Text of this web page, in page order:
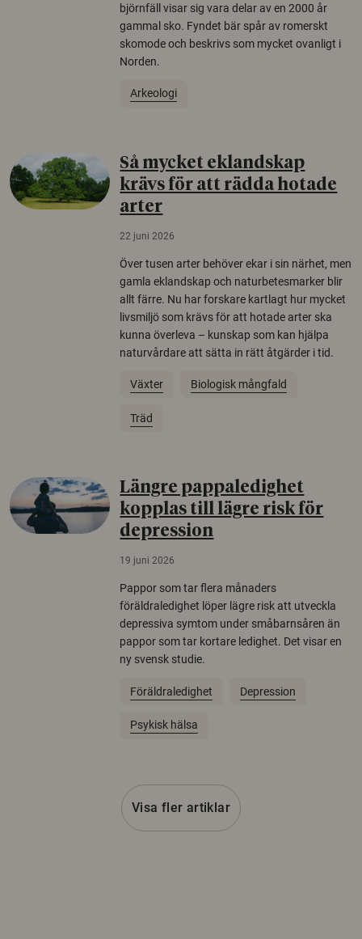
björnfäll visar sig vara delar av en 2000 år
gammal sko. Fyndet bär spår av romerskt
skomode och beskrivs som mycket ovanligt i
Norden.
Arkeologi
Så mycket eklandskap
krävs för att rädda hotade
arter
22 juni 2026
Över tusen arter behöver ekar i sin närhet, men
gamla eklandskap och naturbetesmarker blir
allt färre. Nu har forskare kartlagt hur mycket
livsmiljö som krävs för att hotade arter ska
kunna överleva – kunskap som kan hjälpa
naturvårdare att sätta in rätt åtgärder i tid.
Växter Biologisk mångfald
Träd
Längre pappaledighet
kopplas till lägre risk för
depression
19 juni 2026
Pappor som tar flera månaders
föräldraledighet löper lägre risk att utveckla
depressiva symtom under småbarnsåren än
pappor som tar kortare ledighet. Det visar en
ny svensk studie.
Föräldraledighet Depression
Psykisk hälsa
Visa fler artiklar